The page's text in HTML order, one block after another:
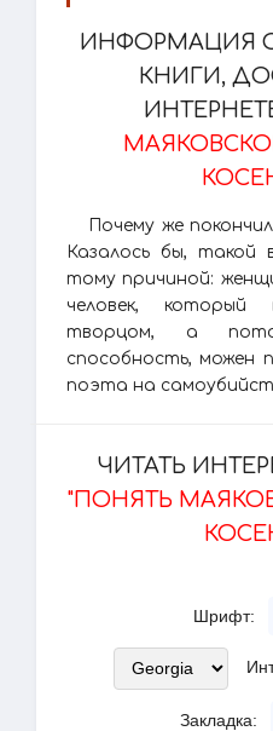
ИНФОРМАЦИЯ
КНИГИ,
Почему же
Казалось бы, такой
тому причиной:
человек,
творцом, а
способность, можен
поэта на
ЧИТАТЬ
"ПОНЯТЬ
Шрифт:
Закладка: